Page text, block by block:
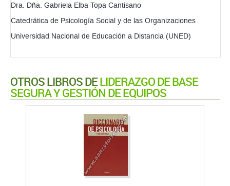
Dra. Dña. Gabriela Elba Topa Cantisano
Catedrática de Psicología Social y de las Organizaciones
Universidad Nacional de Educación a Distancia (UNED)
OTROS LIBROS DELIDERAZGO DE BASE
SEGURA Y GESTIÓN DE EQUIPOS